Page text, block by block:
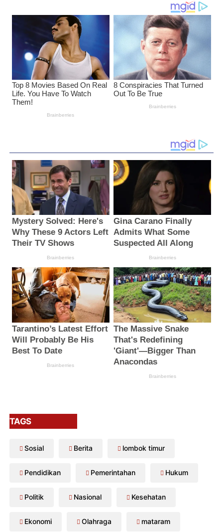
TAGS
Sosial Berita lombok timur
Pendidikan Pemerintahan Hukum
Politik Nasional Kesehatan
Ekonomi Olahraga mataram